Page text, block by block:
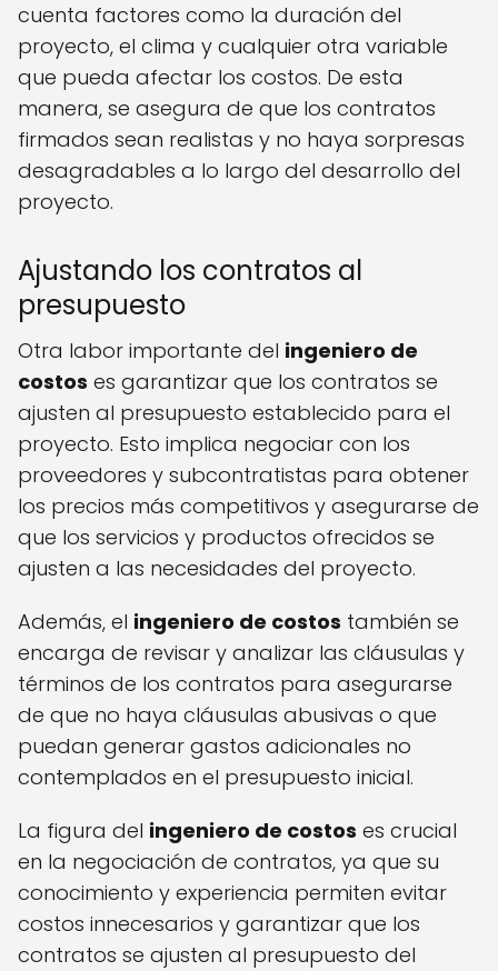
cuenta factores como la duración del
proyecto, el clima y cualquier otra variable
que pueda afectar los costos. De esta
manera, se asegura de que los contratos
firmados sean realistas y no haya sorpresas
desagradables a lo largo del desarrollo del
proyecto.
Ajustando los contratos al
presupuesto
Otra labor importante del ingeniero de
costos es garantizar que los contratos se
ajusten al presupuesto establecido para el
proyecto. Esto implica negociar con los
proveedores y subcontratistas para obtener
los precios más competitivos y asegurarse de
que los servicios y productos ofrecidos se
ajusten a las necesidades del proyecto.
Además, el ingeniero de costos también se
encarga de revisar y analizar las cláusulas y
términos de los contratos para asegurarse
de que no haya cláusulas abusivas o que
puedan generar gastos adicionales no
contemplados en el presupuesto inicial.
La figura del ingeniero de costos es crucial
en la negociación de contratos, ya que su
conocimiento y experiencia permiten evitar
costos innecesarios y garantizar que los
contratos se ajusten al presupuesto del